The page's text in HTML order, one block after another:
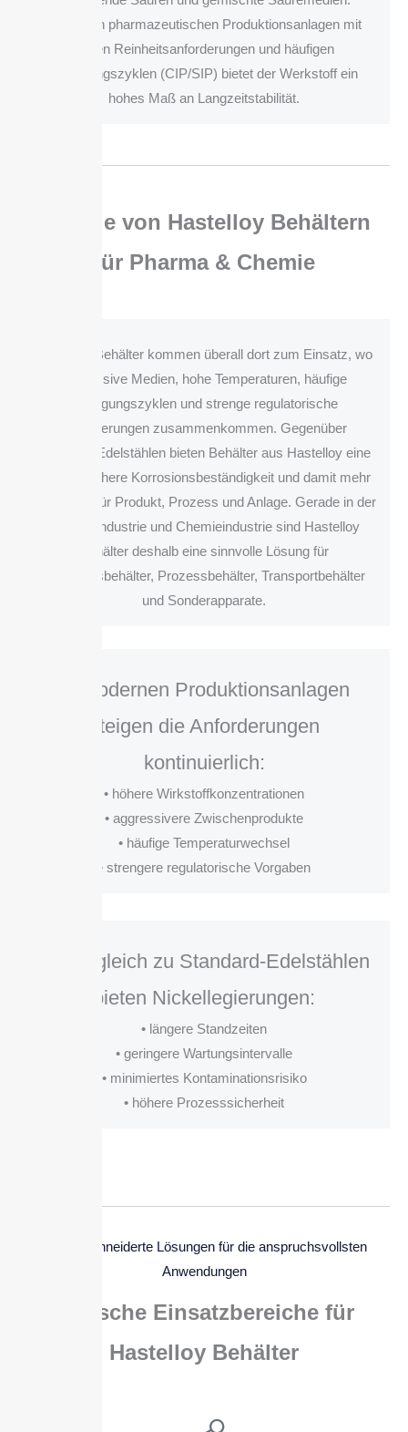
Gerade in pharmazeutischen Produktionsanlagen mit
hohen Reinheitsanforderungen und häufigen
Reinigungszyklen (CIP/SIP) bietet der Werkstoff ein
hohes Maß an Langzeitstabilität.
Vorteile von Hastelloy Behältern
für Pharma & Chemie
Hastelloy Behälter kommen überall dort zum Einsatz, wo
aggressive Medien, hohe Temperaturen, häufige
Reinigungszyklen und strenge regulatorische
Anforderungen zusammenkommen. Gegenüber
Standard-Edelstählen bieten Behälter aus Hastelloy eine
deutlich höhere Korrosionsbeständigkeit und damit mehr
Sicherheit für Produkt, Prozess und Anlage. Gerade in der
Pharmaindustrie und Chemieindustrie sind Hastelloy
Behälter deshalb eine sinnvolle Lösung für
Reaktionsbehälter, Prozessbehälter, Transportbehälter
und Sonderapparate.
In modernen Produktionsanlagen
steigen die Anforderungen
kontinuierlich:
• höhere Wirkstoffkonzentrationen
• aggressivere Zwischenprodukte
• häufige Temperaturwechsel
• strengere regulatorische Vorgaben
Im Vergleich zu Standard-Edelstählen
bieten Nickellegierungen:
• längere Standzeiten
• geringere Wartungsintervalle
• minimiertes Kontaminationsrisiko
• höhere Prozesssicherheit
Maßgeschneiderte Lösungen für die anspruchsvollsten
Anwendungen
Typische Einsatzbereiche für
Hastelloy Behälter